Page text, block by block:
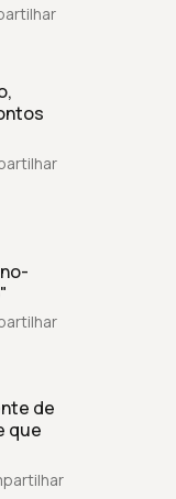
de
que